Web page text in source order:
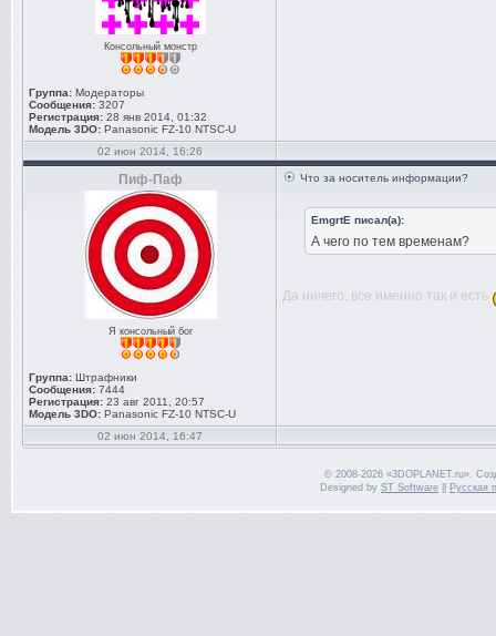
Консольный монстр
Группа: Модераторы
Сообщения: 3207
Регистрация: 28 янв 2014, 01:32
Модель 3DO: Panasonic FZ-10 NTSC-U
02 июн 2014, 16:26
Пиф-Паф
Я консольный бог
Группа: Штрафники
Сообщения: 7444
Регистрация: 23 авг 2011, 20:57
Модель 3DO: Panasonic FZ-10 NTSC-U
Что за носитель информации?
EmgrtE писал(а):
А чего по тем временам?
Да ничего, все именно так и есть
02 июн 2014, 16:47
© 2008-2026 «3DOPLANET.ru».
Designed by ST Software Русская